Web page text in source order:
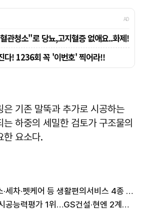
은 기존 말뚝과 추가로 시공하는
하중의 세밀한 검토가 구조물의
한 요소다.
삼성물산 홈닉, 청소·세차·펫케어 등 생활편의서비스 4종 출시
삼성물산, 13년째 시공능력평가 1위…GS건설·현엔 2계단 상승